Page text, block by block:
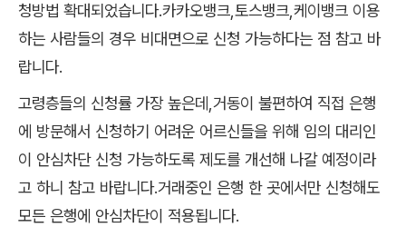
청방법 확대되었습니다.카카오뱅크,토스뱅크,케이뱅크 이용
하는 사람들의 경우 비대면으로 신청 가능하다는 점 참고 바
랍니다.
고령층들의 신청률 가장 높은데,거동이 불편하여 직접 은행
에 방문해서 신청하기 어려운 어르신들을 위해 임의 대리인
이 안심차단 신청 가능하도록 제도를 개선해 나갈 예정이라
고 하니 참고 바랍니다.거래중인 은행 한 곳에서만 신청해도
모든 은행에 안심차단이 적용됩니다.